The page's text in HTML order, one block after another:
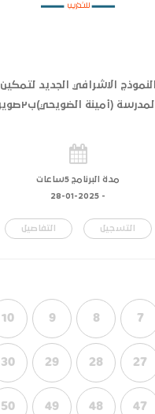
النموذج الاشرافي الجديد لتمكين
المدرسة (أمينة الضويحي)ب٢صوير
مدة البرنامج 5ساعات
-
28-01-2025
التسجيل التفاصيل
7
8
9
10
27
28
29
30
47
48
49
50